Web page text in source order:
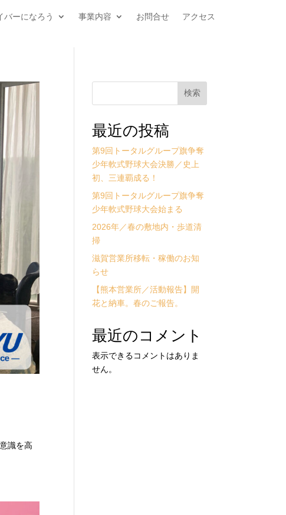
バーになろう 事業内容 お問合せ アクセス
識を高
検索
最近の投稿
第9回トータルグループ旗争奪
少年軟式野球大会決勝／史上
初、三連覇成る！
第9回トータルグループ旗争奪
少年軟式野球大会始まる
2026年／春の敷地内・歩道清
掃
滋賀営業所移転・稼働のお知
らせ
【熊本営業所／活動報告】開
花と納車。春のご報告。
最近のコメント
表示できるコメントはありま
せん。